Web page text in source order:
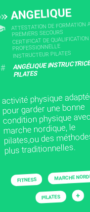
CONTACTEZ-NOUS
ANGELIQUE
ATTESTATION DE FORMATION
PREMIERS SECOURS
CERTIFICAT DE QUALIFICATION
PROFESSIONNELLE
INSTRUCTEUR PILATES
# ANGÉLIQUE
PILATES
activité physique
pour garder une bonne
condition physique
marche nordique, le
pilates,ou des
plus traditionnelles.
FITNESS MARCHE
PILATES +